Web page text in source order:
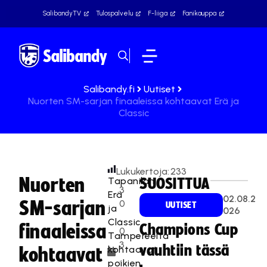
SalibandyTV Tulospalvelu F-liiga Fanikauppa
Salibandy.fi
Uutiset
Nuorten SM-sarjan finaaleissa kohtaavat Erä ja
Classic
Nuorten
SM-sarjan
finaaleissa
kohtaavat
3
0
.
0
3
.
Lukukertoja:233
Tapanilan
Erä
ja
Classic
Tampereelta
kohtaavat
poikien
SUOSITTUA
UUTISET
02.08.2
026
Champions Cup
vauhtiin tässä